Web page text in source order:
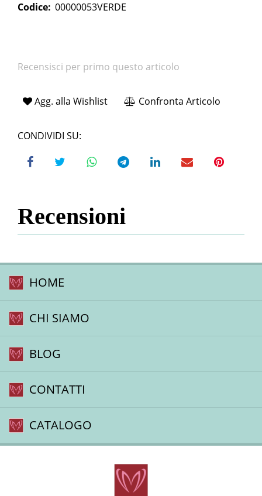
Codice: 00000053VERDE
Recensisci per primo questo articolo
Agg. alla Wishlist Confronta Articolo
CONDIVIDI SU:
Recensioni
HOME
CHI SIAMO
BLOG
CONTATTI
CATALOGO